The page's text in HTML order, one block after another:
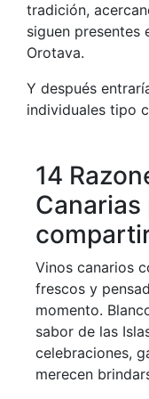
tradición,
siguen presentes
Orotava.
Y después
individuales tipo
14
Vinos canarios
frescos y
momento.
sabor de las
celebraciones,
merecen